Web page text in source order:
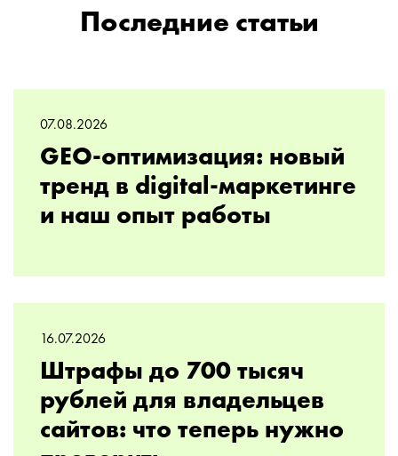
Последние статьи
07.08.2026
GEO-оптимизация: новый
тренд в digital-маркетинге
и наш опыт работы
16.07.2026
Штрафы до 700 тысяч
рублей для владельцев
сайтов: что теперь нужно